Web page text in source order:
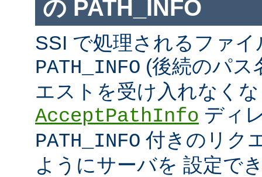
の PATH_INFO
SSI で処理されるファ
PATH_INFO (後続のパス
エストを受け入れなく
AcceptPathInfo ディ
PATH_INFO 付きのリク
ようにサーバを 設定で